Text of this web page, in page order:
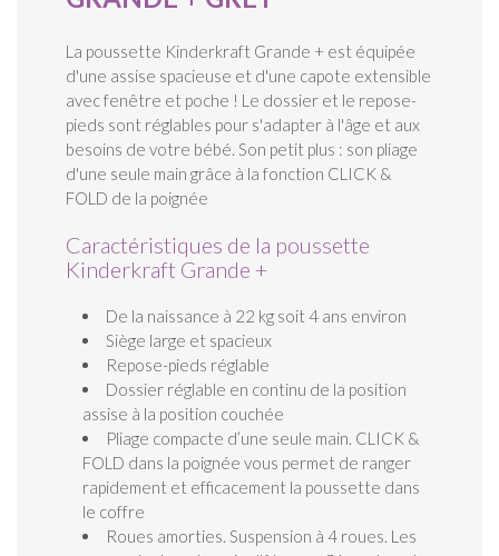
La poussette Kinderkraft Grande + est équipée
d'une assise spacieuse et d'une capote extensible
avec fenêtre et poche ! Le dossier et le repose-
pieds sont réglables pour s'adapter à l'âge et aux
besoins de votre bébé. Son petit plus : son pliage
d'une seule main grâce à la fonction CLICK &
FOLD de la poignée
Caractéristiques de la poussette
Kinderkraft Grande +
De la naissance à 22 kg soit 4 ans environ
Siège large et spacieux
Repose-pieds réglable
Dossier réglable en continu de la position
assise à la position couchée
Pliage compacte d’une seule main. CLICK &
FOLD dans la poignée vous permet de ranger
rapidement et efficacement la poussette dans
le coffre
Roues amorties. Suspension à 4 roues. Les